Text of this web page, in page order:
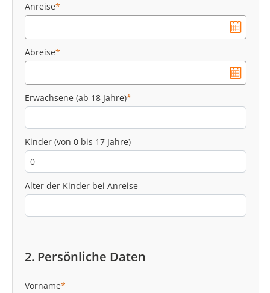
Anreise*
Abreise*
Erwachsene (ab 18 Jahre)*
Kinder (von 0 bis 17 Jahre)
Alter der Kinder bei Anreise
2. Persönliche Daten
Vorname*